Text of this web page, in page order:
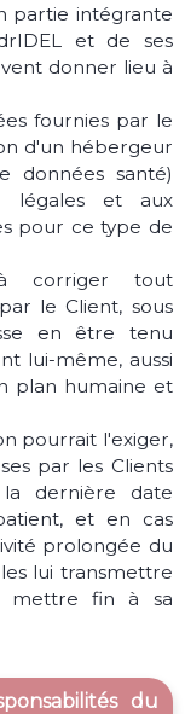
partie intégrante
et de ses
donner lieu à
fournies par le
d'un hébergeur
données santé)
légales et aux
pour ce type de
corriger tout
le Client, sous
en être tenu
lui-même, aussi
plan humaine et
pourrait l'exiger,
par les Clients
dernière date
et en cas
prolongée du
lui transmettre
mettre fin à sa
du